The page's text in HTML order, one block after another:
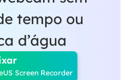
tempo ou
d’água
Screen Recorder